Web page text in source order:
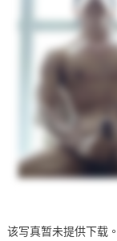
该写真暂未提供下载。